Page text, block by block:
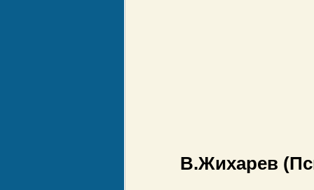
В.Жихарев